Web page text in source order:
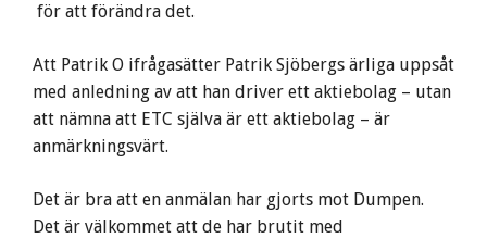
för att förändra det.
Att Patrik O ifrågasätter Patrik Sjöbergs ärliga uppsåt
med anledning av att han driver ett aktiebolag – utan
att nämna att ETC själva är ett aktiebolag – är
anmärkningsvärt.
Det är bra att en anmälan har gjorts mot Dumpen.
Det är välkommet att de har brutit med